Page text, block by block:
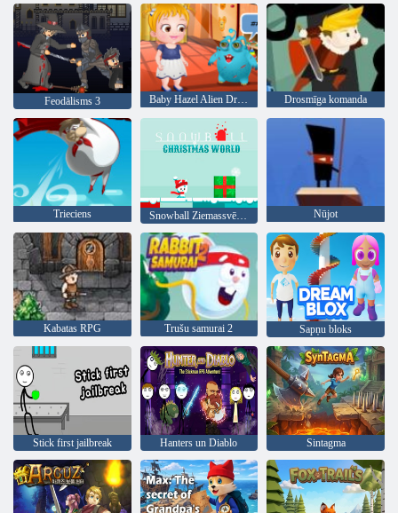
Feodālisms 3 Baby Hazel Alien Draugs Drosmīga komanda
Trieciens Snowball Ziemassvētki World Nūjot
Kabatas RPG Trušu samurai 2 Sapņu bloks
Stick first jailbreak Hanters un Diablo Sintagma